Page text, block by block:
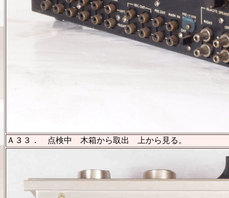
Ａ３３． 点検中 木箱から取出 上から見る。